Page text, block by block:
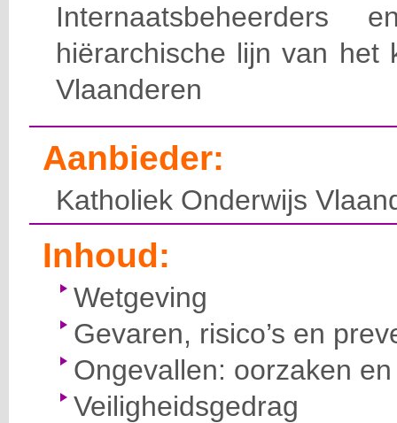
hiërarchische lijn van het
Vlaanderen
Aanbieder:
Katholiek Onderwijs
Inhoud:
Wetgeving
Gevaren, risico’s en
Ongevallen: oorzaken
Veiligheidsgedrag